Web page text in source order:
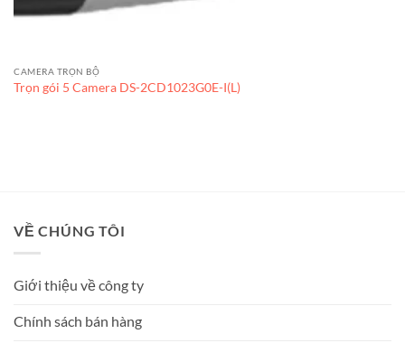
CAMERA TRỌN BỘ
Trọn gói 5 Camera DS-2CD1023G0E-I(L)
VỀ CHÚNG TÔI
Giới thiệu về công ty
Chính sách bán hàng